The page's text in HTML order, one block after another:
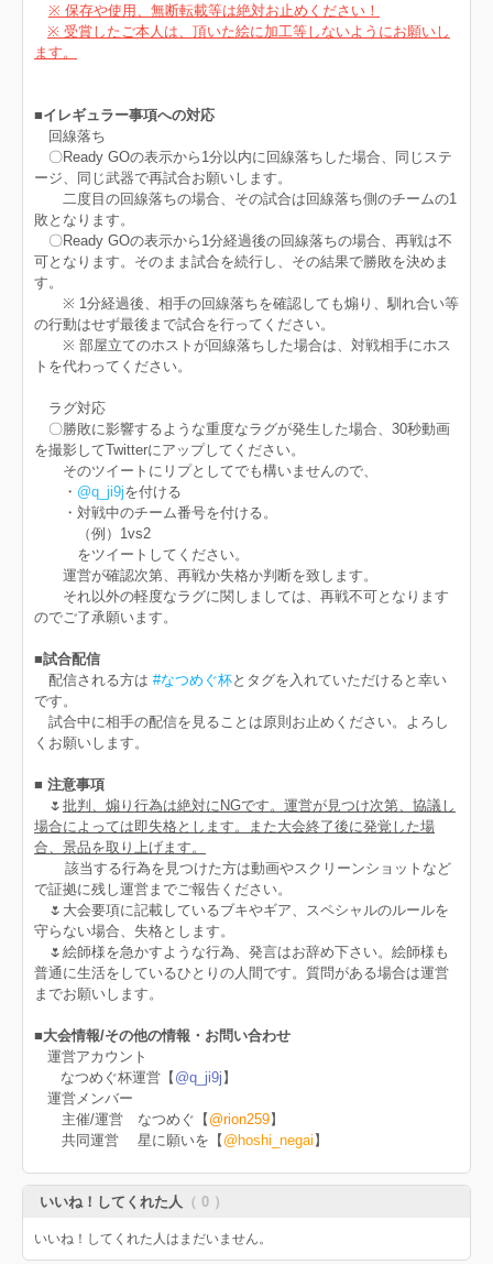
※ 保存や使用、無断転載等は絶対お止めください！
※ 受賞したご本人は、頂いた絵に加工等しないようにお願いし
ます。
■イレギュラー事項への対応
回線落ち
〇Ready GOの表示から1分以内に回線落ちした場合、同じステ
ージ、同じ武器で再試合お願いします。
二度目の回線落ちの場合、その試合は回線落ち側のチームの1
敗となります。
〇Ready GOの表示から1分経過後の回線落ちの場合、再戦は不
可となります。そのまま試合を続行し、その結果で勝敗を決めま
す。
※ 1分経過後、相手の回線落ちを確認しても煽り、馴れ合い等
の行動はせず最後まで試合を行ってください。
※ 部屋立てのホストが回線落ちした場合は、対戦相手にホス
トを代わってください。
ラグ対応
〇勝敗に影響するような重度なラグが発生した場合、30秒動画
を撮影してTwitterにアップしてください。
そのツイートにリプとしてでも構いませんので、
・ @q_ji9jを付ける
・対戦中のチーム番号を付ける。
（例）1vs2
をツイートしてください。
運営が確認次第、再戦か失格か判断を致します。
それ以外の軽度なラグに関しましては、再戦不可となります
のでご了承願います。
■試合配信
配信される方は #なつめぐ杯とタグを入れていただけると幸い
です。
試合中に相手の配信を見ることは原則お止めください。よろし
くお願いします。
■ 注意事項
🌷 批判、煽り行為は絶対にNGです。運営が見つけ次第、協議し
場合によっては即失格とします。また大会終了後に発覚した場
合、景品を取り上げます。
該当する行為を見つけた方は動画やスクリーンショットなど
で証拠に残し運営までご報告ください。
🌷大会要項に記載しているブキやギア、スペシャルのルールを
守らない場合、失格とします。
🌷絵師様を急かすような行為、発言はお辞め下さい。絵師様も
普通に生活をしているひとりの人間です。質問がある場合は運営
までお願いします。
■大会情報/その他の情報・お問い合わせ
運営アカウント
なつめぐ杯運営【 @q_ji9j 】
運営メンバー
主催/運営 なつめぐ【 @rion259】
共同運営 星に願いを【 @hoshi_negai 】
いいね！してくれた人 （ 0 ）
いいね！してくれた人はまだいません。